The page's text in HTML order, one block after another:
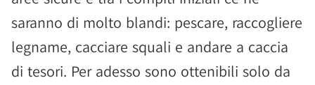
saranno di molto blandi: pescare, raccogliere
legname, cacciare squali e andare a caccia
di tesori. Per adesso sono ottenibili solo da